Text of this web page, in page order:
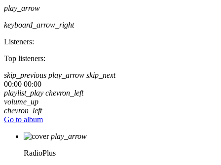
play_arrow
keyboard_arrow_right
Listeners:
Top listeners:
skip_previous play_arrow skip_next
00:00 00:00
playlist_play chevron_left
volume_up
chevron_left
Go to album
play_arrow
RadioPlus